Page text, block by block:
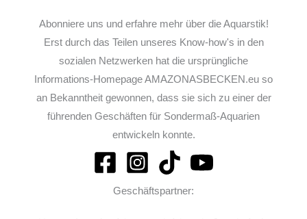
Abonniere uns und erfahre mehr über die Aquarstik!
Erst durch das Teilen unseres Know-how's in den
sozialen Netzwerken hat die ursprüngliche
Informations-Homepage AMAZONASBECKEN.eu so
an Bekanntheit gewonnen, dass sie sich zu einer der
führenden Geschäften für Sondermaß-Aquarien
entwickeln konnte.
Geschäftspartner: